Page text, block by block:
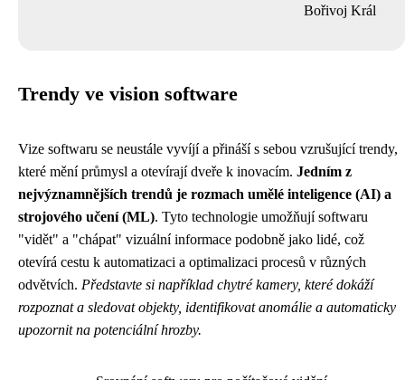
Bořivoj Král
Trendy ve vision software
Vize softwaru se neustále vyvíjí a přináší s sebou vzrušující trendy,
které mění průmysl a otevírají dveře k inovacím. Jedním z
nejvýznamnějších trendů je rozmach umělé inteligence (AI) a
strojového učení (ML). Tyto technologie umožňují softwaru
"vidět" a "chápat" vizuální informace podobně jako lidé, což
otevírá cestu k automatizaci a optimalizaci procesů v různých
odvětvích. Představte si například chytré kamery, které dokáží
rozpoznat a sledovat objekty, identifikovat anomálie a automaticky
upozornit na potenciální hrozby.